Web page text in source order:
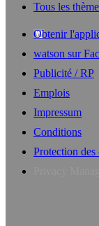
Tous les
Obtenir
watson sur
Publicité / RP
Emplois
Impressum
Conditions
Protection des